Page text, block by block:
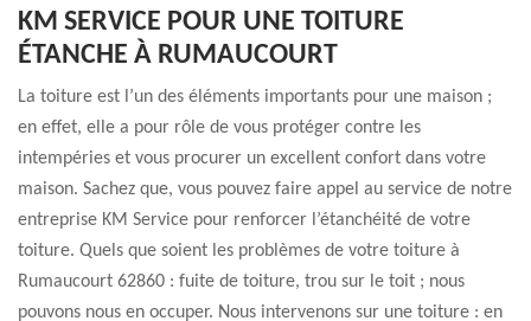
KM SERVICE POUR UNE TOITURE
ÉTANCHE À RUMAUCOURT
La toiture est l’un des éléments importants pour une maison ;
en effet, elle a pour rôle de vous protéger contre les
intempéries et vous procurer un excellent confort dans votre
maison. Sachez que, vous pouvez faire appel au service de notre
entreprise KM Service pour renforcer l’étanchéité de votre
toiture. Quels que soient les problèmes de votre toiture à
Rumaucourt 62860 : fuite de toiture, trou sur le toit ; nous
pouvons nous en occuper. Nous intervenons sur une toiture : en